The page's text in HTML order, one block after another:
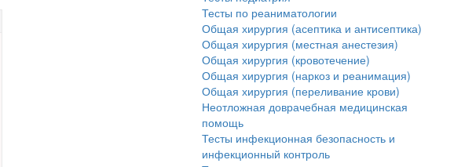
Тесты по реаниматологии
Общая хирургия (асептика и антисептика)
Общая хирургия (местная анестезия)
Общая хирургия (кровотечение)
Общая хирургия (наркоз и реанимация)
Общая хирургия (переливание крови)
Неотложная доврачебная медицинская
помощь
Тесты инфекционная безопасность и
инфекционный контроль